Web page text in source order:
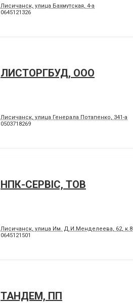
Лисичанск, улица Бахмутская, 4-а
0645121326
ЛИСТОРГБУД, ООО
Лисичанск, улица Генерала Потапенко, 341-а
0503718269
НПК-СЕРВІС, ТОВ
Лисичанск, улица Им. Д.И.Менделеева, 62, к.8
0645121501
ТАНДЕМ, ПП